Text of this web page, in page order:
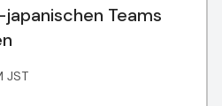
Teams
JST